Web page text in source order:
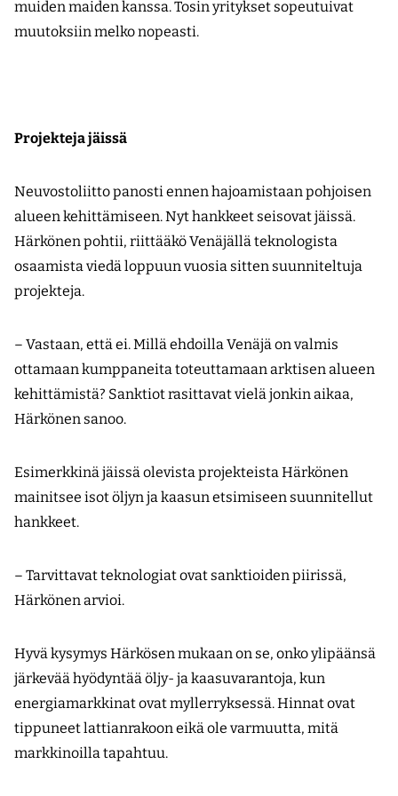
muiden maiden kanssa. Tosin yritykset sopeutuivat
muutoksiin melko nopeasti.
Projekteja jäissä
Neuvostoliitto panosti ennen hajoamistaan pohjoisen
alueen kehittämiseen. Nyt hankkeet seisovat jäissä.
Härkönen pohtii, riittääkö Venäjällä teknologista
osaamista viedä loppuun vuosia sitten suunniteltuja
projekteja.
– Vastaan, että ei. Millä ehdoilla Venäjä on valmis
ottamaan kumppaneita toteuttamaan arktisen alueen
kehittämistä? Sanktiot rasittavat vielä jonkin aikaa,
Härkönen sanoo.
Esimerkkinä jäissä olevista projekteista Härkönen
mainitsee isot öljyn ja kaasun etsimiseen suunnitellut
hankkeet.
– Tarvittavat teknologiat ovat sanktioiden piirissä,
Härkönen arvioi.
Hyvä kysymys Härkösen mukaan on se, onko ylipäänsä
järkevää hyödyntää öljy- ja kaasuvarantoja, kun
energiamarkkinat ovat myllerryksessä. Hinnat ovat
tippuneet lattianrakoon eikä ole varmuutta, mitä
markkinoilla tapahtuu.